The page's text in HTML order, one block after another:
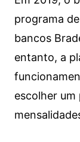
programa
bancos
entanto, a
escolher um